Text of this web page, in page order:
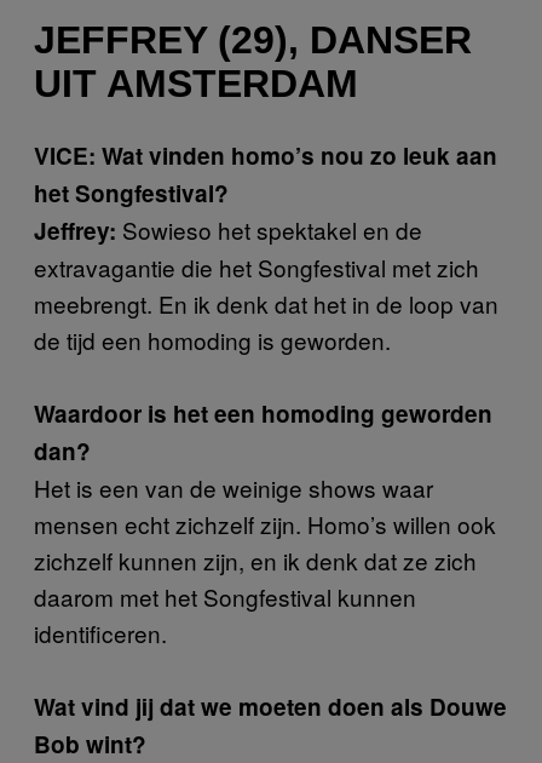
JEFFREY (29), DANSER
UIT AMSTERDAM
VICE: Wat vinden homo’s nou zo leuk aan
het Songfestival?
Jeffrey: Sowieso het spektakel en de
extravagantie die het Songfestival met zich
meebrengt. En ik denk dat het in de loop van
de tijd een homoding is geworden.
Waardoor is het een homoding geworden
dan?
Het is een van de weinige shows waar
mensen echt zichzelf zijn. Homo’s willen ook
zichzelf kunnen zijn, en ik denk dat ze zich
daarom met het Songfestival kunnen
identificeren.
Wat vind jij dat we moeten doen als Douwe
Bob wint?